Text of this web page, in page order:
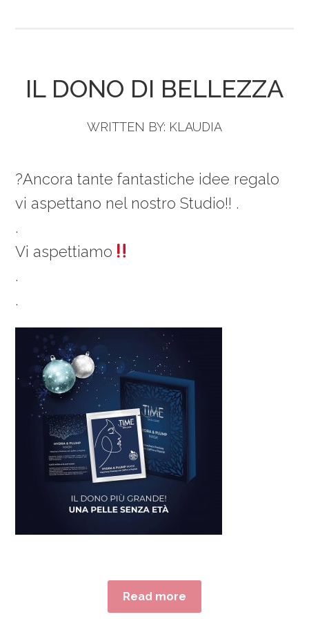
IL DONO DI BELLEZZA
WRITTEN BY: KLAUDIA
?Ancora tante fantastiche idee regalo
vi aspettano nel nostro Studio!! .
.
Vi aspettiamo
.
.
Read more